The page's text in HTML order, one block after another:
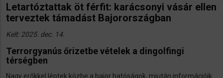
Letartóztattak öt férfit: karácsonyi vásár ellen
terveztek támadást Bajorországban
Kelt: 2025. dec. 14.
Terrorgyanús őrizetbe vételek a dingolfingi
térségben
Nagy erőkkel léptek közbe a bajor hatóságok, miután információik